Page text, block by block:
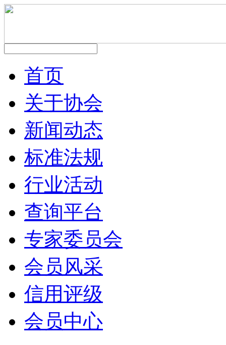
首页
关于协会
新闻动态
标准法规
行业活动
查询平台
专家委员会
会员风采
信用评级
会员中心